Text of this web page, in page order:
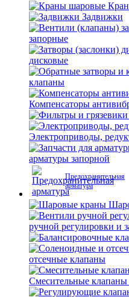
Задвижки
запорные
дисковые
клапаны
Компенсаторы
Электроприводы,
арматуры запорной
Предохранительная
арматура
ручной регулировки и
отсечные клапаны
Смесительные